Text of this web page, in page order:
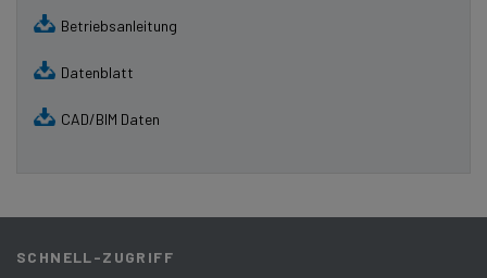
Betriebsanleitung
Datenblatt
CAD/BIM Daten
SCHNELL-ZUGRIFF